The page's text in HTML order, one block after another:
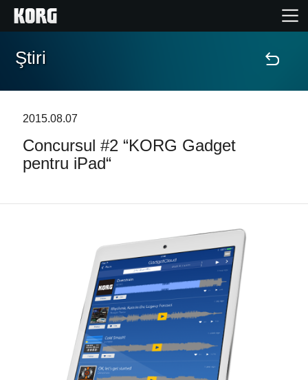
În Prim Plan
Găsește un Magazin
Locaţie
Social Media
Ştiri
2015.08.07
Concursul #2 “KORG Gadget
pentru iPad“